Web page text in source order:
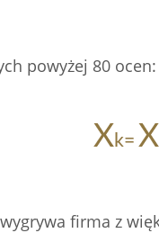
powyżej 80 ocen:
firma z